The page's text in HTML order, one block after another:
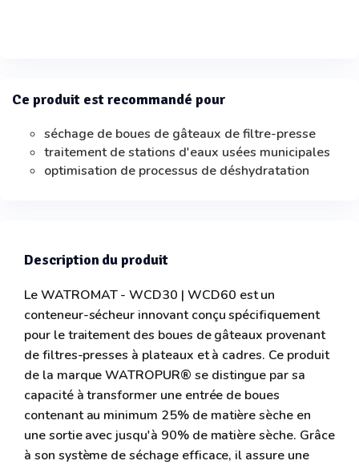
Ce produit est recommandé pour
séchage de boues de gâteaux de filtre-presse
traitement de stations d'eaux usées municipales
optimisation de processus de déshydratation
Description du produit
Le WATROMAT - WCD30 | WCD60 est un
conteneur-sécheur innovant conçu spécifiquement
pour le traitement des boues de gâteaux provenant
de filtres-presses à plateaux et à cadres. Ce produit
de la marque WATROPUR® se distingue par sa
capacité à transformer une entrée de boues
contenant au minimum 25% de matière sèche en
une sortie avec jusqu'à 90% de matière sèche. Grâce
à son système de séchage efficace, il assure une